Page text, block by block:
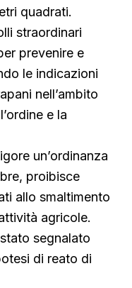
quadrati.
straordinari
prevenire e
le indicazioni
nell’ambito
e la
un’ordinanza
proibisce
allo smaltimento
agricole.
segnalato
di reato di